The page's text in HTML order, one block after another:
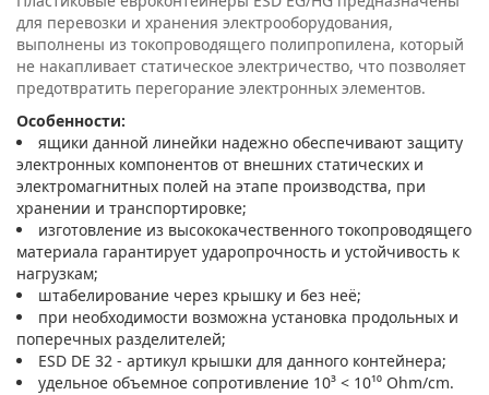
для перевозки и хранения электрооборудования,
выполнены из токопроводящего полипропилена, который
не накапливает статическое электричество, что позволяет
предотвратить перегорание электронных элементов.
Особенности:
ящики данной линейки надежно обеспечивают защиту
электронных компонентов от внешних статических и
электромагнитных полей на этапе производства, при
хранении и транспортировке;
изготовление из высококачественного токопроводящего
материала гарантирует ударопрочность и устойчивость к
нагрузкам;
штабелирование через крышку и без неё;
при необходимости возможна установка продольных и
поперечных разделителей;
ESD DE 32 - артикул крышки для данного контейнера;
удельное объемное сопротивление 10³ < 10¹⁰ Ohm/cm.